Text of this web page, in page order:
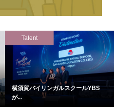
Talent
横須賀バイリンガルスクールYBS
が...